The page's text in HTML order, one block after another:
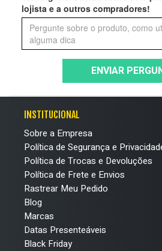
lojista e a outros compradores!
ENVIAR
INSTITUCIONAL
Sobre a Empresa
Política de Segurança e
Política de Trocas e Devoluções
Política de Frete e Envios
Rastrear Meu Pedido
Blog
Marcas
Datas Presenteáveis
Black Friday